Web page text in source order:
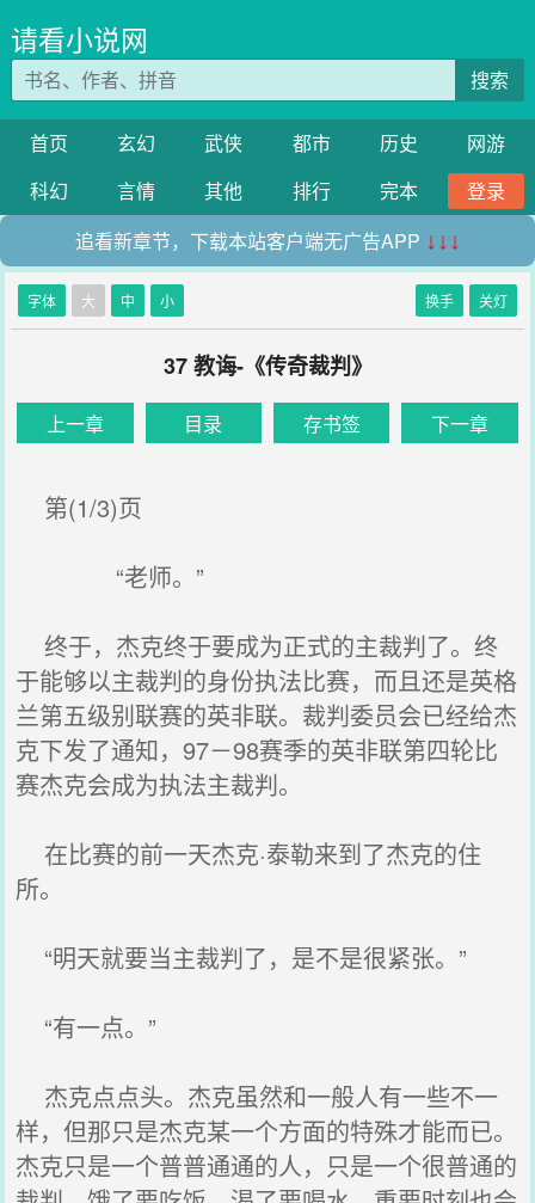
请看小说网
搜索
首页 玄幻 武侠 都市 历史
网游
科幻
言情 其他 排行 完本
登录
追看新章节，下载本站客户端无广告APP ↓↓↓
字体 大 中 小 换手 关灯
37 教诲-《传奇裁判》
上一章 目录 存书签 下一章
第(1/3)页
“老师。”
终于，杰克终于要成为正式的主裁判了。终
于能够以主裁判的身份执法比赛，而且还是英格
兰第五级别联赛的英非联。裁判委员会已经给杰
克下发了通知，97－98赛季的英非联第四轮比
赛杰克会成为执法主裁判。
在比赛的前一天杰克·泰勒来到了杰克的住
所。
“明天就要当主裁判了，是不是很紧张。”
“有一点。”
杰克点点头。杰克虽然和一般人有一些不一
样，但那只是杰克某一个方面的特殊才能而已。
杰克只是一个普普通通的人，只是一个很普通的